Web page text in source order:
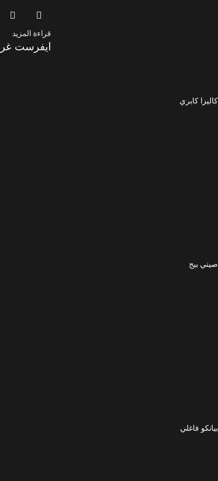
كاليزا كابري
صيني بيج
بيانكو فاغلي
قراءة المزيد
ايفرست